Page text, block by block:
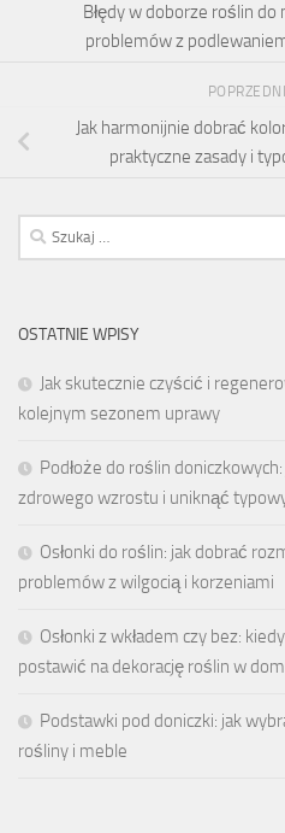
Błędy w doborze roślin
problemów z
Jak harmonijnie dobrać
praktyczne zasady i
Szukaj:
OSTATNIE WPISY
Jak skutecznie czyścić i
kolejnym sezonem uprawy
Podłoże do roślin
zdrowego wzrostu i uniknąć
Osłonki do roślin: jak dobrać
problemów z wilgocią i korzeniami
Osłonki z wkładem czy bez:
postawić na dekorację roślin w
Podstawki pod doniczki: jak
rośliny i meble